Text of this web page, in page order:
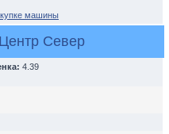
машины
Север
4.39